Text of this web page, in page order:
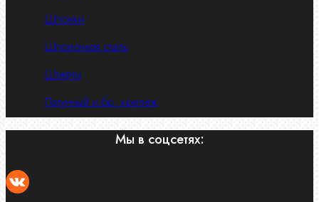
Шпонки
Шпоночная сталь
Штифты
Латунный и бр. крепеж
Мы в соцсетях: